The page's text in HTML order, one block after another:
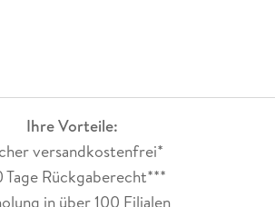
Ihre Vorteile:
versandkostenfrei*
Tage Rückgaberecht***
in über 100 Filialen